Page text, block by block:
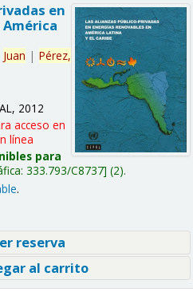
en
América
Juan | Pérez,
2012
acceso en
línea
para
333.793/C8737 (2).
.
reserva
al carrito